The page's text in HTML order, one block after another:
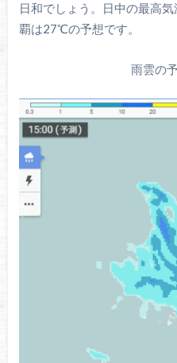
日和でしょう。日中の最高
覇は27℃の予想です。
雨雲の